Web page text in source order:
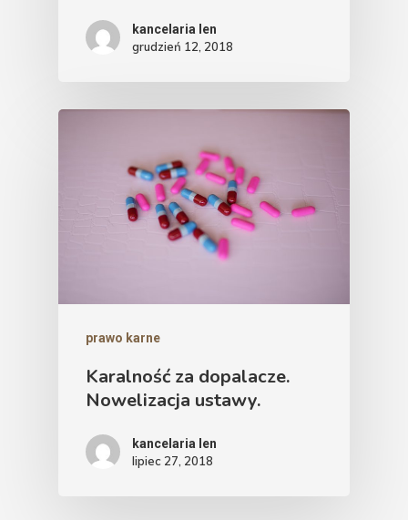
kancelaria len
grudzień 12, 2018
prawo karne
Karalność za dopalacze.
Nowelizacja ustawy.
kancelaria len
lipiec 27, 2018